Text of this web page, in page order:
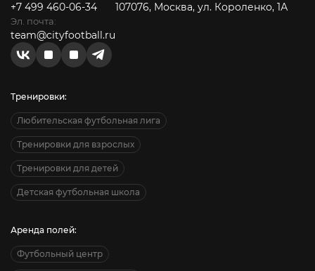
+7 499 460-06-34
Эл. почта:
team@cityfootball.ru
107076, Москва, ул. Короленко, 1А
Тренировки:
Любительская футбольная лига
Тренировки для взрослых
Тренировки для детей
Детская футбольная школа
Аренда полей:
Футбольный центр